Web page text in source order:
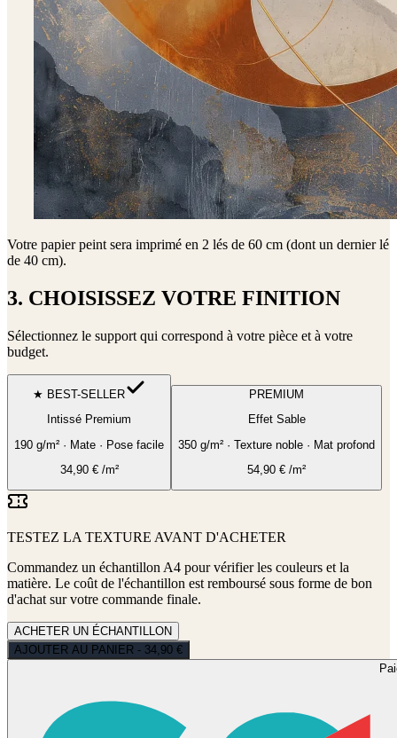
Votre papier peint sera imprimé en 2 lés de 60 cm (dont un dernier lé
de 40 cm).
3. CHOISISSEZ VOTRE FINITION
Sélectionnez le support qui correspond à votre pièce et à votre
budget.
★ BEST-SELLER
Intissé Premium
190 g/m² · Mate · Pose facile
34,90€/m²
PREMIUM
Effet Sable
350 g/m² · Texture noble · Mat profond
54,90 € /m²
TESTEZ LA TEXTURE AVANT D'ACHETER
Commandez un échantillon A4 pour vérifier les couleurs et la
matière. Le coût de l'échantillon est remboursé sous forme de bon
d'achat sur votre commande finale.
ACHETER UN ÉCHANTILLON
AJOUTER AU PANIER - 34,90 €